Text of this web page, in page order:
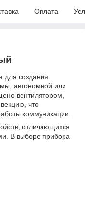
Оплата
для создания
автономной или
вентилятором,
что
коммуникации.
отличающихся
В выборе прибора